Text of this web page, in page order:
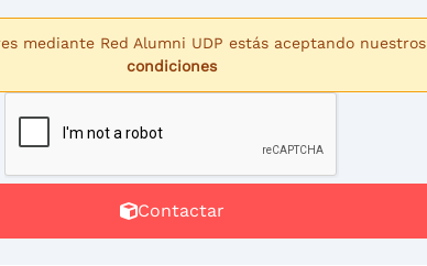
mediante Red Alumni UDP estás aceptando nuestros
condiciones
Contactar